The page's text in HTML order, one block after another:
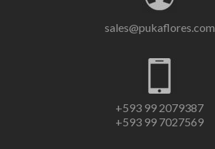
sales@pukaflores.com
+593 99 2079387
+593 99 7027569